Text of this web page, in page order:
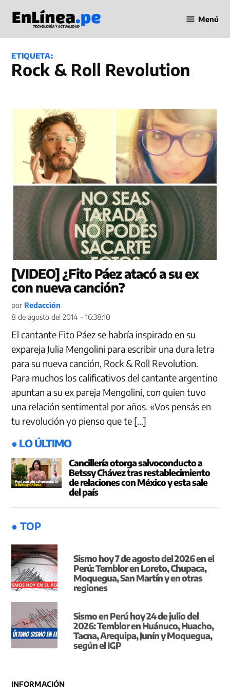
contenido
en Línea
Menú
ETIQUETA:
Rock & Roll Revolution
[VIDEO] ¿Fito Páez atacó a su ex
con nueva canción?
por Redacción
8 de agosto del 2014 - 16:38:10
El cantante Fito Páez se habría inspirado en su
expareja Julia Mengolini para escribir una dura letra
para su nueva canción, Rock & Roll Revolution.
Para muchos los calificativos del cantante argentino
apuntan a su ex pareja Mengolini, con quien tuvo
una relación sentimental por años. «Vos pensás en
tu revolución yo pienso que te […]
● LO ÚLTIMO
Cancillería otorga salvoconducto a
Betssy Chávez tras restablecimiento
de relaciones con México y esta sale
del país
● TOP
Sismo hoy 7 de agosto del 2026 en el
Perú: Temblor en Loreto, Chupaca,
Moquegua, San Martín y en otras
regiones
Sismo en Perú hoy 24 de julio del
2026: Temblor en Huánuco, Huacho,
Tacna, Arequipa, Junín y Moquegua,
según el IGP
INFORMACIÓN